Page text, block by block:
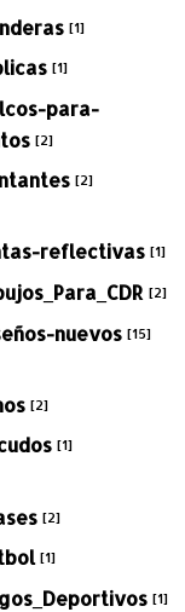
[1]
[1]
para-
[2]
[2]
reflectivas [1]
[2]
nuevos [15]
[2]
[1]
[2]
[1]
[1]